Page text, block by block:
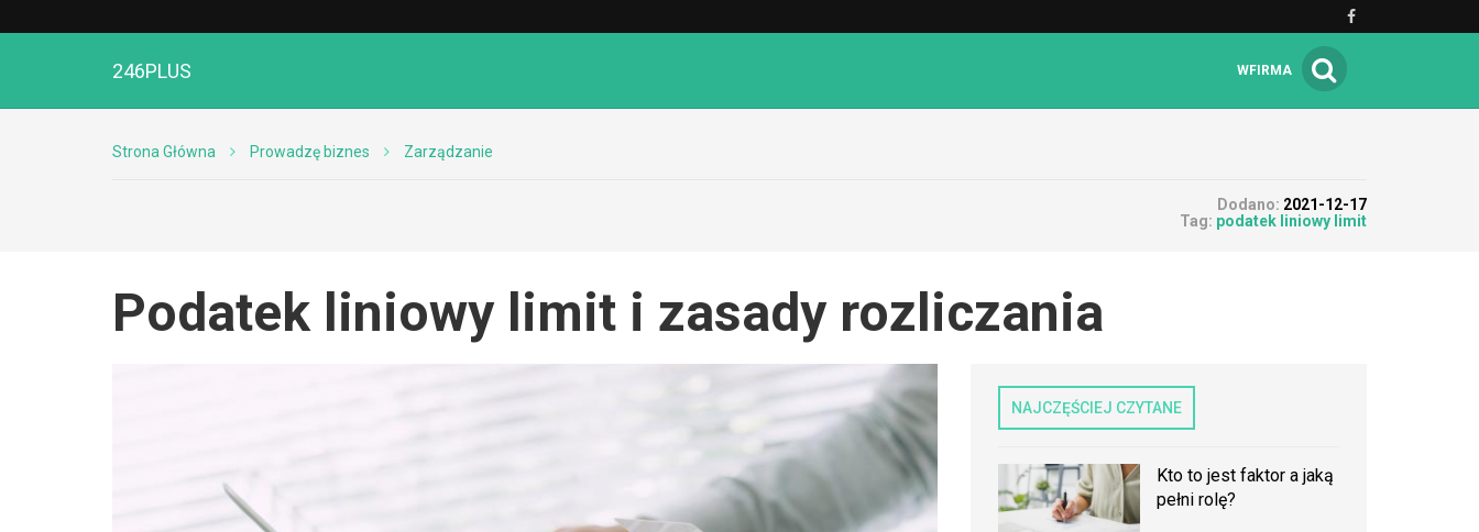
246PLUS WFIRMA
Strona Główna Prowadzę biznes Zarządzanie
Dodano: 2021-12-17
Tag: podatek liniowy limit
Podatek liniowy limit i zasady rozliczania
NAJCZĘŚCIEJ CZYTANE
Kto to jest faktor a jaką
pełni rolę?